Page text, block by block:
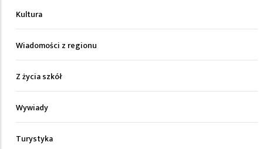
Kultura
Wiadomości z regionu
Z życia szkół
Wywiady
Turystyka